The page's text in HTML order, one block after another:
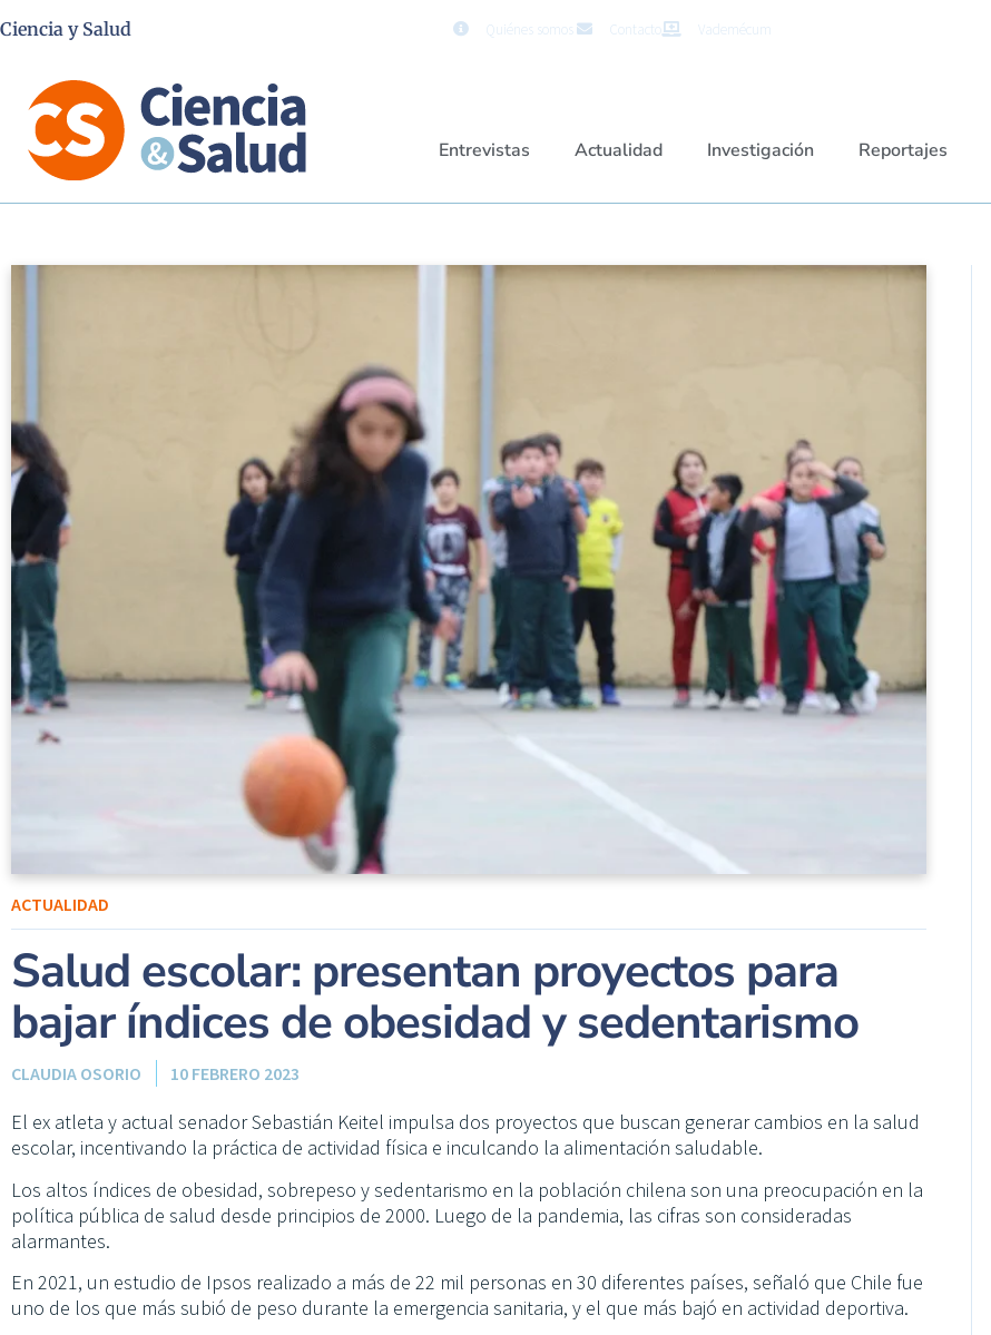
Ciencia y Salud Quiénes somos Contacto Vademécum
Entrevistas Actualidad Investigación Reportajes
ACTUALIDAD
Salud escolar: presentan proyectos para
bajar índices de obesidad y sedentarismo
CLAUDIA OSORIO 10 FEBRERO 2023
El ex atleta y actual senador Sebastián Keitel impulsa dos proyectos que buscan generar cambios en la salud
escolar, incentivando la práctica de actividad física e inculcando la alimentación saludable.
Los altos índices de obesidad, sobrepeso y sedentarismo en la población chilena son una preocupación en la
política pública de salud desde principios de 2000. Luego de la pandemia, las cifras son consideradas
alarmantes.
En 2021, un estudio de Ipsos realizado a más de 22 mil personas en 30 diferentes países, señaló que Chile fue
uno de los que más subió de peso durante la emergencia sanitaria, y el que más bajó en actividad deportiva.